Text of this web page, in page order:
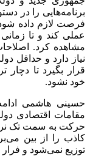
برنامه‌هایی را در
فرصت لازم داده شود
عملی کند و تا
مشاهده کرد.
نیاز دارد و حداقل
قرار بگیرد تا دچار
خود نشود.
حسینی هاشمی
مقامات اقتصادی
حرکت به سمت تک
کاذب را از بین
توزیع نمی‌شود و